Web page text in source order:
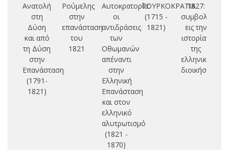
Ανατολή
στη
Δύση
και από
τη Δύση
στην
Επανάσταση
(1791-
1821)
Ρούμελης
στην
επανάσταση
του
1821
Αυτοκρατορία:
οι
αντιδράσεις
των
Οθωμανών
απέναντι
στην
Ελληνική
Επανάσταση
και στον
ελληνικό
αλυτρωτισμό
(1821 -
1870)
ΤΟΥΡΚΟΚΡΑΤΙΑ
(1715 -
1821)
1827:
συμβολή
εις την
ιστορίαν
της
ελληνικής
διοικήσεως